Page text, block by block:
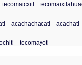
tecomaicxitl
acachachacatl acachatl
tecomayotl